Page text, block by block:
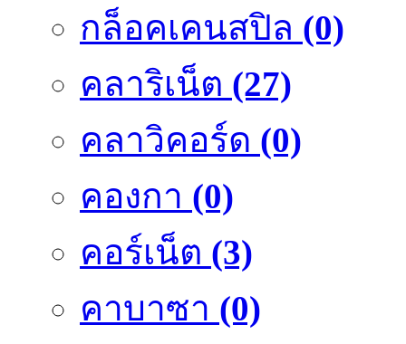
กล็อคเคนสปิล (0)
คลาริเน็ต (27)
คลาวิคอร์ด (0)
คองกา (0)
คอร์เน็ต (3)
คาบาซา (0)